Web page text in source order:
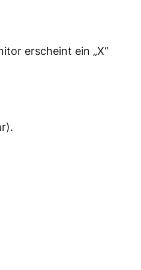
erscheint ein „X“